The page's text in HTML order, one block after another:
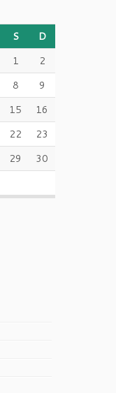
S
D
1
2
8
9
15
16
22
23
29
30